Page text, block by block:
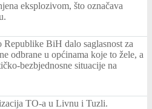
eksplozivom, što označava
Republike BiH dalo saglasnost za
odbrane u općinama koje to žele, a
bezbjednosne situacije na
TO-a u Livnu i Tuzli.